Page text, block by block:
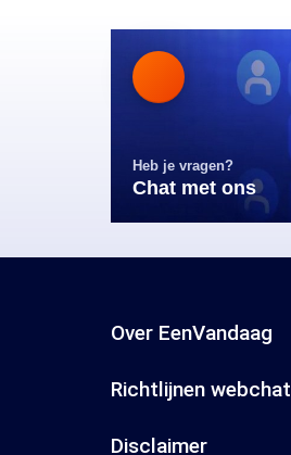
Heb je vragen?
Chat met ons
Over EenVandaag
Richtlijnen webchat
Disclaimer